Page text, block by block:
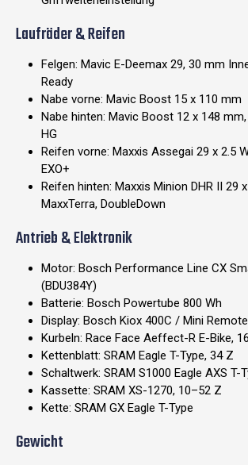
Laufräder & Reifen
Felgen: Mavic E-Deemax 29, 30 mm
Ready
Nabe vorne: Mavic Boost 15 x 110 mm
Nabe hinten: Mavic Boost 12 x 148
HG
Reifen vorne: Maxxis Assegai 29 x 2.5
EXO+
Reifen hinten: Maxxis Minion DHR II 29 x
MaxxTerra, DoubleDown
Antrieb & Elektronik
Motor: Bosch Performance Line CX
(BDU384Y)
Batterie: Bosch Powertube 800 Wh
Display: Bosch Kiox 400C / Mini Remote
Kurbeln: Race Face Aeffect-R E-Bike,
Kettenblatt: SRAM Eagle T-Type, 34 Z
Schaltwerk: SRAM S1000 Eagle AXS T-
Kassette: SRAM XS-1270, 10–52 Z
Kette: SRAM GX Eagle T-Type
Gewicht